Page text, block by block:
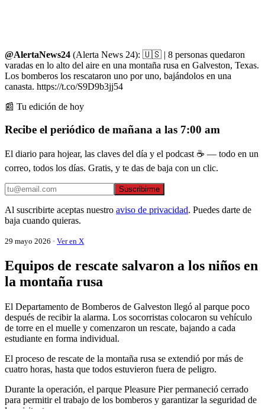
@AlertaNews24 (Alerta News 24): 🇺🇸 | 8 personas quedaron
varadas en lo alto del aire en una montaña rusa en Galveston, Texas.
Los bomberos los rescataron uno por uno, bajándolos en una
canasta. https://t.co/S9D9b3jj54
📰 Tu edición de hoy
Recibe el periódico de mañana a las 7:00 am
El diario para hojear, las claves del día y el podcast ☕ — todo en un
correo, todos los días. Gratis, y te das de baja con un clic.
Suscribirme
Al suscribirte aceptas nuestro aviso de privacidad. Puedes darte de
baja cuando quieras.
29 mayo 2026 · Ver en X
Equipos de rescate salvaron a los niños en
la montaña rusa
El Departamento de Bomberos de Galveston llegó al parque poco
después de recibir la alarma. Los socorristas colocaron su vehículo
de torre en el muelle y comenzaron un rescate, bajando a cada
estudiante en forma individual.
El proceso de rescate de la montaña rusa se extendió por más de
cuatro horas, hasta que todos estuvieron fuera de peligro.
Durante la operación, el parque Pleasure Pier permaneció cerrado
para permitir el trabajo de los bomberos y garantizar la seguridad de